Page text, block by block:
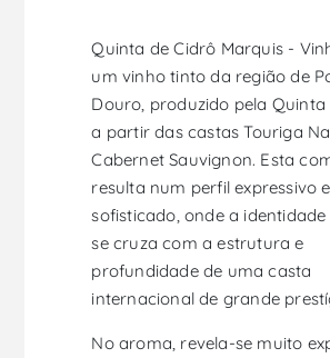
Quinta de Cidrô Marquis -
um vinho tinto da região de
Douro, produzido pela Quinta
a partir das castas Touriga
Cabernet Sauvignon. Esta
resulta num perfil expressivo e
sofisticado, onde a
se cruza com a estrutura e
profundidade de uma casta
internacional de grande
No aroma, revela-se muito